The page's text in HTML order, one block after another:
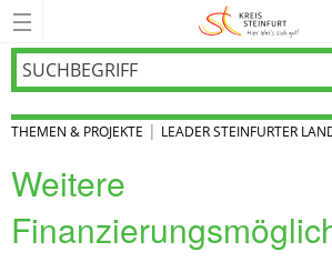
THEMEN & PROJEKTE | LEADER STEINFURTER
Weitere